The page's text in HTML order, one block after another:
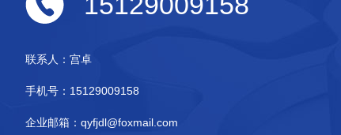
联系人： 宫卓
手机号： 15129009158
企业邮箱： qyfjdl@foxmail.com